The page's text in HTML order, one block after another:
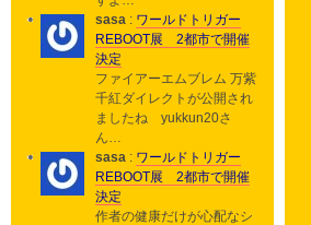
sasa : ワールドトリガー
REBOOT展 2都市で開催
決定
ファイアーエムブレム 万紫
千紅ダイレクトが公開され
ましたね yukkun20さ
ん…
sasa : ワールドトリガー
REBOOT展 2都市で開催
決定
作者の健康だけが心配なシ